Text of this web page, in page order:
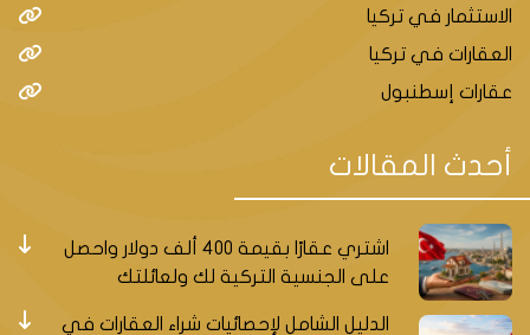
الاستثمار في تركيا
العقارات في تركيا
عقارات إسطنبول
أحدث المقالات
اشتري عقارًا بقيمة 400 ألف دولار واحصل
على الجنسية التركية لك ولعائلتك
الدليل الشامل لإحصائيات شراء العقارات في